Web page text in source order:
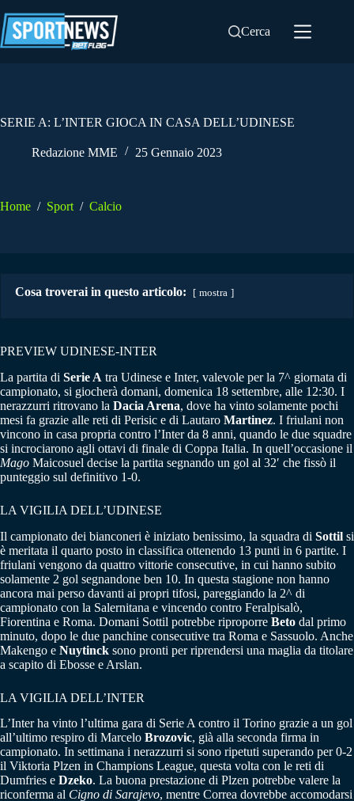
al
contenuto
Cerca
SERIE A: L’INTER GIOCA IN CASA DELL’UDINESE
Redazione MME 25 Gennaio 2023
Home / Sport / Calcio
Cosa troverai in questo articolo: mostra
PREVIEW UDINESE-INTER
La partita di Serie A tra Udinese e Inter, valevole per la 7^ giornata di
campionato, si giocherà domani, domenica 18 settembre, alle 12:30. I
nerazzurri ritrovano la Dacia Arena, dove ha vinto solamente pochi
mesi fa grazie alle reti di Perisic e di Lautaro Martinez. I friulani non
vincono in casa propria contro l’Inter da 8 anni, quando le due squadre
si incrociarono agli ottavi di finale di Coppa Italia. In quell’occasione il
Mago Maicosuel decise la partita segnando un gol al 32′ che fissò il
punteggio sul definitivo 1-0.
LA VIGILIA DELL’UDINESE
Il campionato dei bianconeri è iniziato benissimo, la squadra di Sottil si
è meritata il quarto posto in classifica ottenendo 13 punti in 6 partite. I
friulani vengono da quattro vittorie consecutive, in cui hanno subito
solamente 2 gol segnandone ben 10. In questa stagione non hanno
ancora mai perso davanti ai propri tifosi, pareggiando la 2^ di
campionato con la Salernitana e vincendo contro Feralpisalò,
Fiorentina e Roma. Domani Sottil potrebbe riproporre Beto dal primo
minuto, dopo le due panchine consecutive tra Roma e Sassuolo. Anche
Makengo e Nuytinck sono pronti per riprendersi una maglia da titolare
a scapito di Ebosse e Arslan.
LA VIGILIA DELL’INTER
L’Inter ha vinto l’ultima gara di Serie A contro il Torino grazie a un gol
all’ultimo respiro di Marcelo Brozovic, già alla seconda firma in
campionato. In settimana i nerazzurri si sono ripetuti superando per 0-2
il Viktoria Plzen in Champions League, questa volta con le reti di
Dumfries e Dzeko. La buona prestazione di Plzen potrebbe valere la
riconferma al Cigno di Sarajevo, mentre Correa dovrebbe accomodarsi